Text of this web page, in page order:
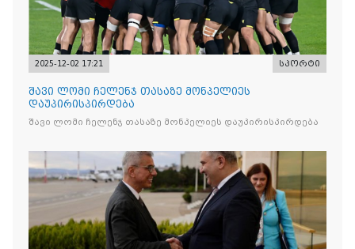
2025-12-02 17:21 სპორტი
შავი ლომი ჩელენჯ თასაზე მონპელიეს
დაუპირისპირდება
შავი ლომი ჩელენჯ თასაზე მონპელიეს დაუპირისპირდება